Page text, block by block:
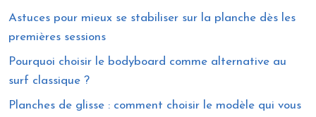
Astuces pour mieux se stabiliser sur la planche dès les
premières sessions
Pourquoi choisir le bodyboard comme alternative au
surf classique ?
Planches de glisse : comment choisir le modèle qui vous